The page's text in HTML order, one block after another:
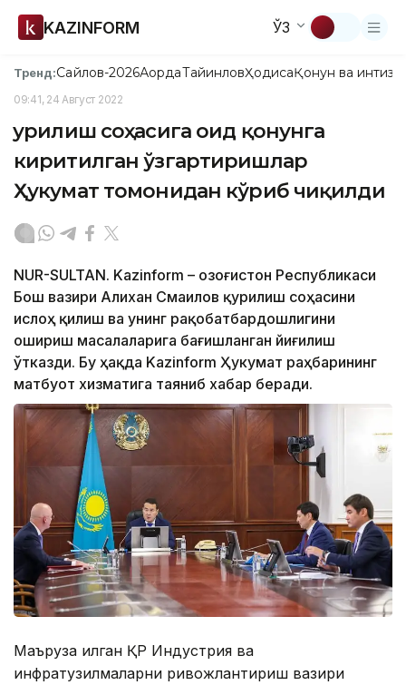
KAZINFORM ЎЗ
Тренд:Сайлов-2026АқордаТайинловҲодисаҚонун ва
09:41, 24 Август 2022
Қурилиш соҳасига оид қонунга
киритилган ўзгартиришлар
Ҳукумат томонидан кўриб чиқилди
NUR-SULTAN. Kazinform – Қозоғистон Республикаси
Бош вазири Алихан Смаилов қурилиш соҳасини
ислоҳ қилиш ва унинг рақобатбардошлигини
ошириш масалаларига бағишланган йиғилиш
ўтказди. Бу ҳақда Kazinform Ҳукумат раҳбарининг
матбуот хизматига таяниб хабар беради.
Маъруза қилган ҚР Индустрия ва
инфратузилмаларни ривожлантириш вазири